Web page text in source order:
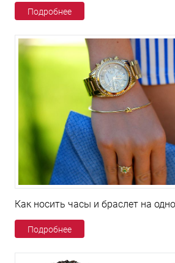
Подробнее
Как носить часы и браслет на
Подробнее